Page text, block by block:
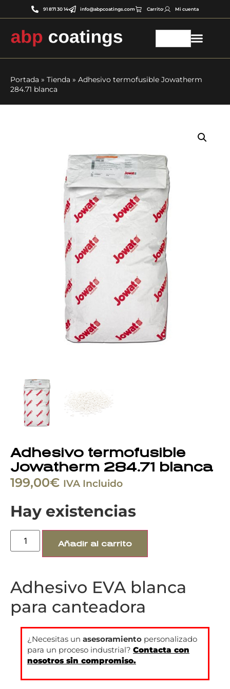
91 871 30 14 info@abpcoatings.com Carrito Mi cuenta
Portada » Tienda » Adhesivo termofusible Jowatherm
284.71 blanca
Adhesivo termofusible
Jowatherm 284.71 blanca
199,00€ IVA Incluido
Hay existencias
Añadir al carrito
Adhesivo EVA blanca
para canteadora
¿Necesitas un asesoramiento personalizado
para un proceso industrial? Contacta con
nosotros sin compromiso.